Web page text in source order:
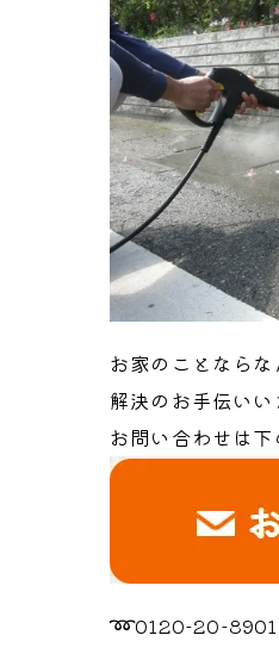
お家のことならな
解決のお手伝いい
お問い合わせは
➿0120-20-8901